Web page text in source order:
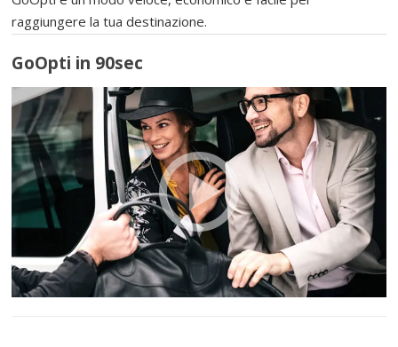
raggiungere la tua destinazione.
GoOpti in 90sec